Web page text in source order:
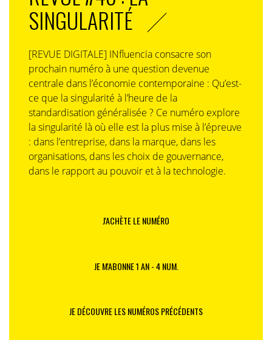
SINGULARITÉ
[REVUE DIGITALE] INfluencia consacre son
prochain numéro à une question devenue
centrale dans l’économie contemporaine : Qu’est-
ce que la singularité à l’heure de la
standardisation généralisée ? Ce numéro explore
la singularité là où elle est la plus mise à l’épreuve
: dans l’entreprise, dans la marque, dans les
organisations, dans les choix de gouvernance,
dans le rapport au pouvoir et à la technologie.
J'ACHÈTE LE NUMÉRO
JE M'ABONNE 1 AN - 4 NUM.
JE DÉCOUVRE LES NUMÉROS PRÉCÉDENTS